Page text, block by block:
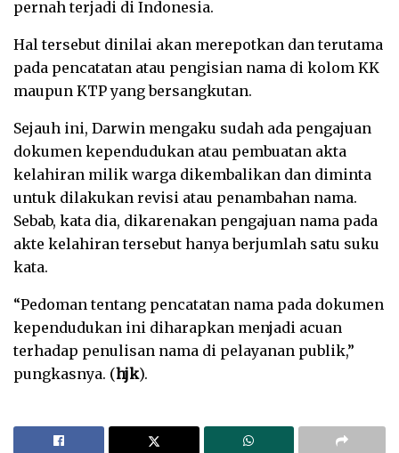
pernah terjadi di Indonesia.
Hal tersebut dinilai akan merepotkan dan terutama
pada pencatatan atau pengisian nama di kolom KK
maupun KTP yang bersangkutan.
Sejauh ini, Darwin mengaku sudah ada pengajuan
dokumen kependudukan atau pembuatan akta
kelahiran milik warga dikembalikan dan diminta
untuk dilakukan revisi atau penambahan nama.
Sebab, kata dia, dikarenakan pengajuan nama pada
akte kelahiran tersebut hanya berjumlah satu suku
kata.
“Pedoman tentang pencatatan nama pada dokumen
kependudukan ini diharapkan menjadi acuan
terhadap penulisan nama di pelayanan publik,”
pungkasnya. (hjk).